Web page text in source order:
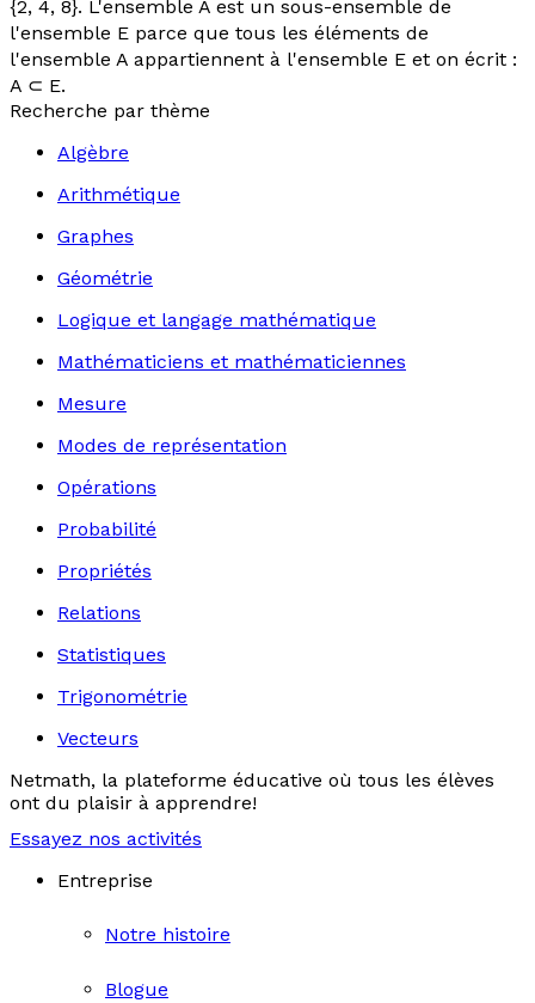
{2, 4, 8}. L'ensemble A est un sous-ensemble de
l'ensemble E parce que tous les éléments de
l'ensemble A appartiennent à l'ensemble E et on écrit :
A ⊂ E.
Recherche par thème
Algèbre
Arithmétique
Graphes
Géométrie
Logique et langage mathématique
Mathématiciens et mathématiciennes
Mesure
Modes de représentation
Opérations
Probabilité
Propriétés
Relations
Statistiques
Trigonométrie
Vecteurs
Netmath, la plateforme éducative où tous les élèves
ont du plaisir à apprendre!
Essayez nos activités
Entreprise
Notre histoire
Blogue